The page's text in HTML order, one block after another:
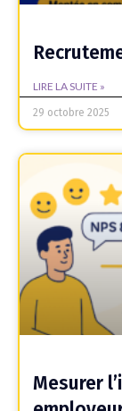
LIRE LA SUITE »
29 octobre 2025
Mesurer